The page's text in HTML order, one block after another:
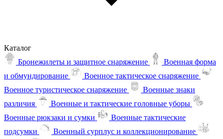
Каталог
Бронежилеты и защитное снаряжение
Военная форма
и обмундирование
Военное тактическое снаряжение
Военное туристическое снаряжение
Военные знаки
различия
Военные и тактические головные уборы
Военные рюкзаки и сумки
Военные тактические
подсумки
Военный сурплус и коллекционирование